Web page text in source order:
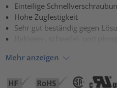
Einteilige
Hohe Zugfestigkeit
Sehr gut beständig gegen
Halogen-, schwefel- und
Mehr anzeigen